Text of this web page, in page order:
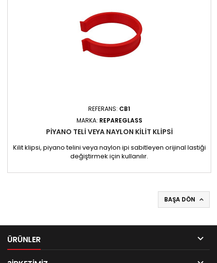
REFERANS: CB1
MARKA: REPAREGLASS
PIYANO TELI VEYA NAYLON KILIT KLIPSI
Kilit klipsi, piyano telini veya naylon ipi sabitleyen orijinal lastiği
değiştirmek için kullanılır.
BAŞA DÖN 
ÜRÜNLER 